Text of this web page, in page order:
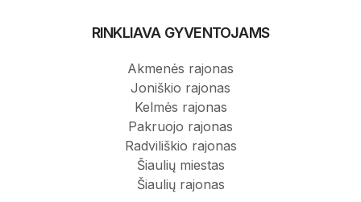
RINKLIAVA GYVENTOJAMS
Akmenės rajonas
Joniškio rajonas
Kelmės rajonas
Pakruojo rajonas
Radviliškio rajonas
Šiaulių miestas
Šiaulių rajonas